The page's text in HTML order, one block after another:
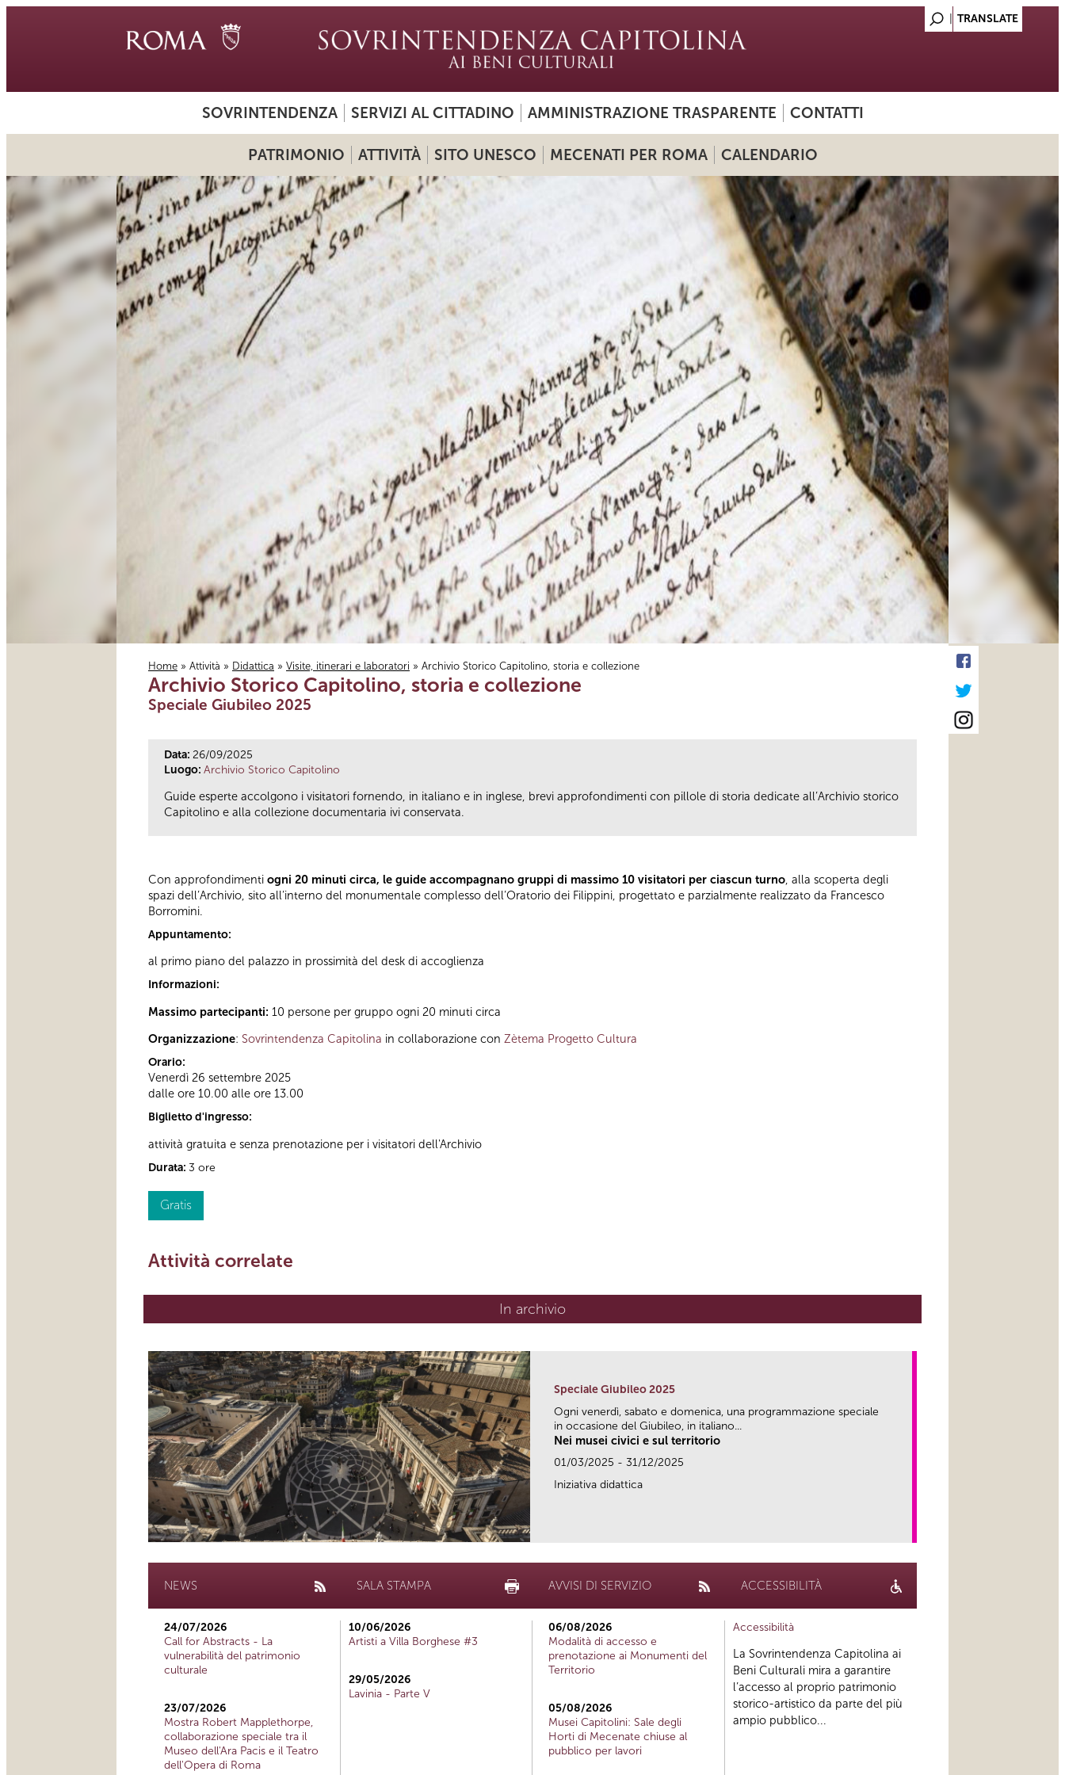
SOVRINTENDENZA SERVIZI AL CITTADINO AMMINISTRAZIONE TRASPARENTE CONTATTI
PATRIMONIO ATTIVITÀ SITO UNESCO MECENATI PER ROMA CALENDARIO
Tu sei qui
Home » Attività » Didattica » Visite, itinerari e laboratori » Archivio Storico Capitolino, storia e collezione
Archivio Storico Capitolino, storia e collezione
Speciale Giubileo 2025
Data: 26/09/2025
Luogo: Archivio Storico Capitolino
Guide esperte accolgono i visitatori fornendo, in italiano e in inglese, brevi approfondimenti con pillole di storia dedicate all’Archivio storico
Capitolino e alla collezione documentaria ivi conservata.
Con approfondimenti ogni 20 minuti circa, le guide accompagnano gruppi di massimo 10 visitatori per ciascun turno , alla scoperta degli
spazi dell’Archivio, sito all’interno del monumentale complesso dell’Oratorio dei Filippini, progettato e parzialmente realizzato da Francesco
Borromini.
Appuntamento:
al primo piano del palazzo in prossimità del desk di accoglienza
Informazioni:
Massimo partecipanti: 10 persone per gruppo ogni 20 minuti circa
Organizzazione: Sovrintendenza Capitolina in collaborazione con Zètema Progetto Cultura
Orario:
Venerdì 26 settembre 2025
dalle ore 10.00 alle ore 13.00
Biglietto d'ingresso:
attività gratuita e senza prenotazione per i visitatori dell'Archivio
Durata: 3 ore
Gratis
Attività correlate
In archivio
Speciale Giubileo 2025
Ogni venerdì, sabato e domenica, una programmazione speciale
in occasione del Giubileo, in italiano...
Nei musei civici e sul territorio
01/03/2025 - 31/12/2025
Iniziativa didattica
NEWS
24/07/2026
Call for Abstracts - La
vulnerabilità del patrimonio
culturale
23/07/2026
Mostra Robert Mapplethorpe,
collaborazione speciale tra il
Museo dell'Ara Pacis e il Teatro
dell'Opera di Roma
SALA STAMPA
10/06/2026
Artisti a Villa Borghese #3
29/05/2026
Lavinia - Parte V
AVVISI DI SERVIZIO
06/08/2026
Modalità di accesso e
prenotazione ai Monumenti del
Territorio
05/08/2026
Musei Capitolini: Sale degli
Horti di Mecenate chiuse al
pubblico per lavori
ACCESSIBILITÀ
Accessibilità
La Sovrintendenza Capitolina ai
Beni Culturali mira a garantire
l’accesso al proprio patrimonio
storico-artistico da parte del più
ampio pubblico...